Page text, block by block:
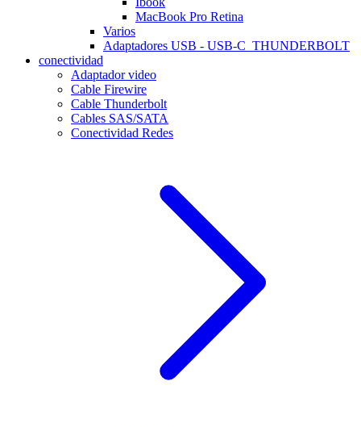
MacBook Pro Retina
Varios
Adaptadores USB - USB-C_THUNDERBOLT
conectividad
Adaptador video
Cable Firewire
Cable Thunderbolt
Cables SAS/SATA
Conectividad Redes